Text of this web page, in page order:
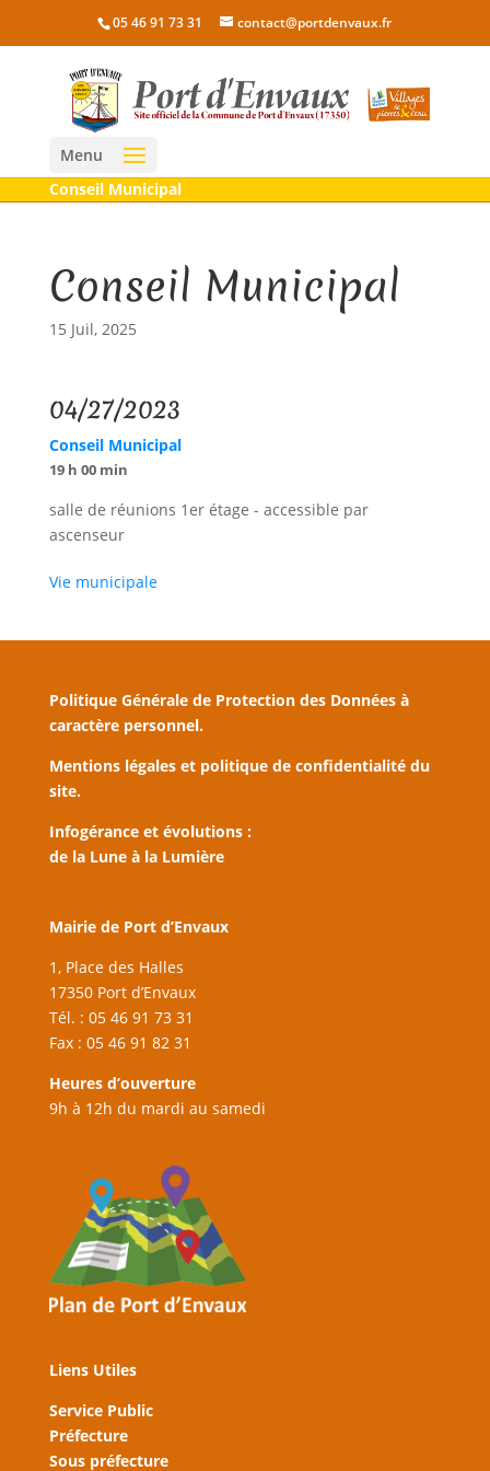
05 46 91 73 31 contact@portdenvaux.fr
Menu
Conseil Municipal
Conseil Municipal
15 Juil, 2025
04/27/2023
Conseil Municipal
19 h 00 min
salle de réunions 1er étage - accessible par
ascenseur
Vie municipale
Politique Générale de Protection des Données à
caractère personnel.
Mentions légales et politique de confidentialité du
site.
Infogérance et évolutions :
de la Lune à la Lumière
Mairie de Port d’Envaux
1, Place des Halles
17350 Port d’Envaux
Tél. : 05 46 91 73 31
Fax : 05 46 91 82 31
Heures d’ouverture
9h à 12h du mardi au samedi
Liens Utiles
Service Public
Préfecture
Sous préfecture